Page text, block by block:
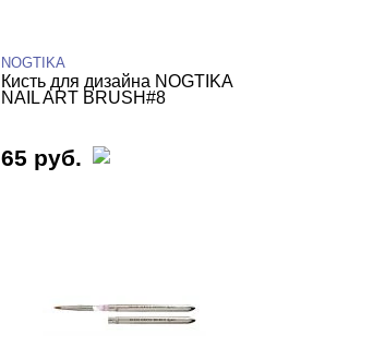
NOGTIKA
Кисть для дизайна NOGTIKA
NAIL ART BRUSH#8
65 руб.